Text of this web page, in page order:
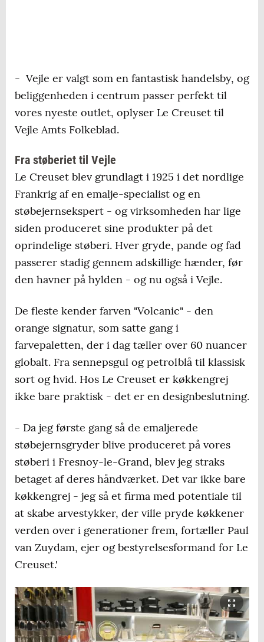
- Vejle er valgt som en fantastisk handelsby, og
beliggenheden i centrum passer perfekt til
vores nyeste outlet, oplyser Le Creuset til
Vejle Amts Folkeblad.
Fra støberiet til Vejle
Le Creuset blev grundlagt i 1925 i det nordlige
Frankrig af en emalje-specialist og en
støbejernsekspert - og virksomheden har lige
siden produceret sine produkter på det
oprindelige støberi. Hver gryde, pande og fad
passerer stadig gennem adskillige hænder, før
den havner på hylden - og nu også i Vejle.
De fleste kender farven "Volcanic" - den
orange signatur, som satte gang i
farvepaletten, der i dag tæller over 60 nuancer
globalt. Fra sennepsgul og petrolblå til klassisk
sort og hvid. Hos Le Creuset er køkkengrej
ikke bare praktisk - det er en designbeslutning.
- Da jeg første gang så de emaljerede
støbejernsgryder blive produceret på vores
støberi i Fresnoy-le-Grand, blev jeg straks
betaget af deres håndværket. Det var ikke bare
køkkengrej - jeg så et firma med potentiale til
at skabe arvestykker, der ville pryde køkkener
verden over i generationer frem, fortæller Paul
van Zuydam, ejer og bestyrelsesformand for Le
Creuset.'